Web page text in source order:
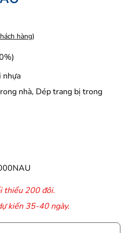
đánh giá
hàng)
nhựa
nhà, Dép trang bị trong
thiểu 200 đôi.
kiến 35-40 ngày.